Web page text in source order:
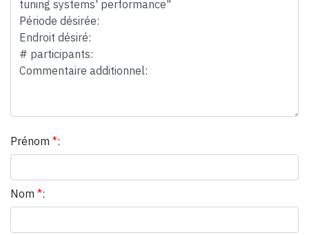
Prénom *:
Nom *: